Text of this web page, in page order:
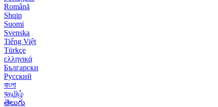
Română
Shqip
Suomi
Svenska
Tiếng Việt
Türkçe
ελληνικά
Български
Русский
বাংলা
বதமிழ்
తెలుగు